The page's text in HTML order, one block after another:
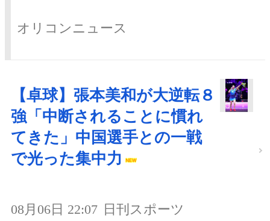
オリコンニュース
【卓球】張本美和が大逆転８
強「中断されることに慣れ
てきた」中国選手との一戦
で光った集中力
08月06日 22:07 日刊スポーツ